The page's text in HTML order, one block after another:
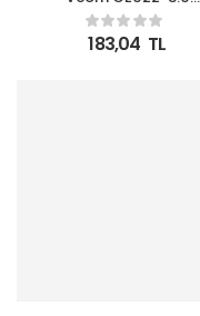
0.50MM2 Notebook
3.0MT Power Elektrik
Kablosu
183,04 TL